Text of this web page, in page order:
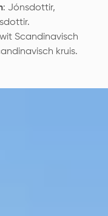
: Jónsdottir,
Scandinavisch
kruis.